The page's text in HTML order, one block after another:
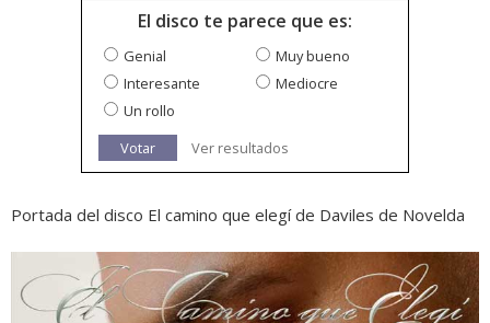
El disco te parece que es:
Genial
Muy bueno
Interesante
Mediocre
Un rollo
Votar
Ver resultados
Portada del disco El camino que elegí de Daviles de Novelda